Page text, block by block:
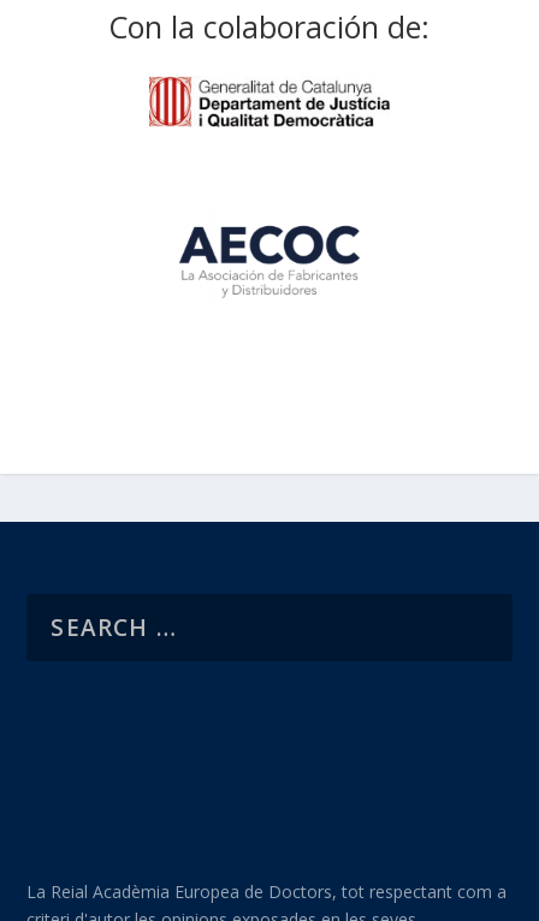
Con la colaboración de:
La Reial Acadèmia Europea de Doctors, tot respectant com a